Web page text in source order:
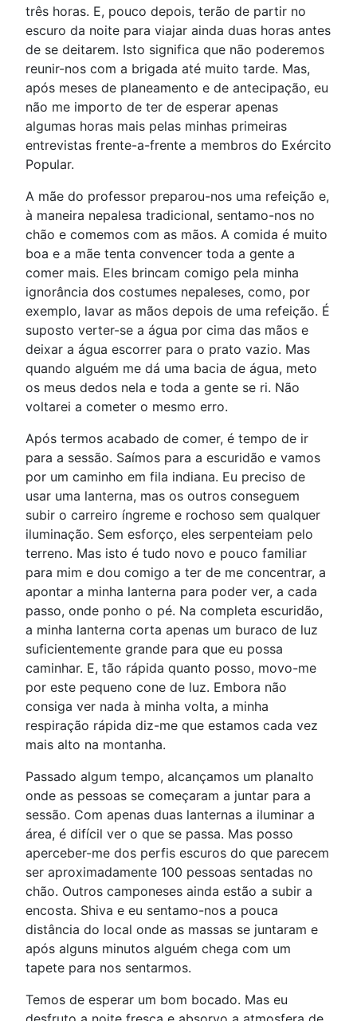
três horas. E, pouco depois, terão de partir no
escuro da noite para viajar ainda duas horas antes
de se deitarem. Isto significa que não poderemos
reunir-nos com a brigada até muito tarde. Mas,
após meses de planeamento e de antecipação, eu
não me importo de ter de esperar apenas
algumas horas mais pelas minhas primeiras
entrevistas frente-a-frente a membros do Exército
Popular.
A mãe do professor preparou-nos uma refeição e,
à maneira nepalesa tradicional, sentamo-nos no
chão e comemos com as mãos. A comida é muito
boa e a mãe tenta convencer toda a gente a
comer mais. Eles brincam comigo pela minha
ignorância dos costumes nepaleses, como, por
exemplo, lavar as mãos depois de uma refeição. É
suposto verter-se a água por cima das mãos e
deixar a água escorrer para o prato vazio. Mas
quando alguém me dá uma bacia de água, meto
os meus dedos nela e toda a gente se ri. Não
voltarei a cometer o mesmo erro.
Após termos acabado de comer, é tempo de ir
para a sessão. Saímos para a escuridão e vamos
por um caminho em fila indiana. Eu preciso de
usar uma lanterna, mas os outros conseguem
subir o carreiro íngreme e rochoso sem qualquer
iluminação. Sem esforço, eles serpenteiam pelo
terreno. Mas isto é tudo novo e pouco familiar
para mim e dou comigo a ter de me concentrar, a
apontar a minha lanterna para poder ver, a cada
passo, onde ponho o pé. Na completa escuridão,
a minha lanterna corta apenas um buraco de luz
suficientemente grande para que eu possa
caminhar. E, tão rápida quanto posso, movo-me
por este pequeno cone de luz. Embora não
consiga ver nada à minha volta, a minha
respiração rápida diz-me que estamos cada vez
mais alto na montanha.
Passado algum tempo, alcançamos um planalto
onde as pessoas se começaram a juntar para a
sessão. Com apenas duas lanternas a iluminar a
área, é difícil ver o que se passa. Mas posso
aperceber-me dos perfis escuros do que parecem
ser aproximadamente 100 pessoas sentadas no
chão. Outros camponeses ainda estão a subir a
encosta. Shiva e eu sentamo-nos a pouca
distância do local onde as massas se juntaram e
após alguns minutos alguém chega com um
tapete para nos sentarmos.
Temos de esperar um bom bocado. Mas eu